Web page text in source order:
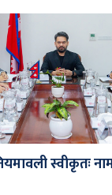
स्वीकृतः